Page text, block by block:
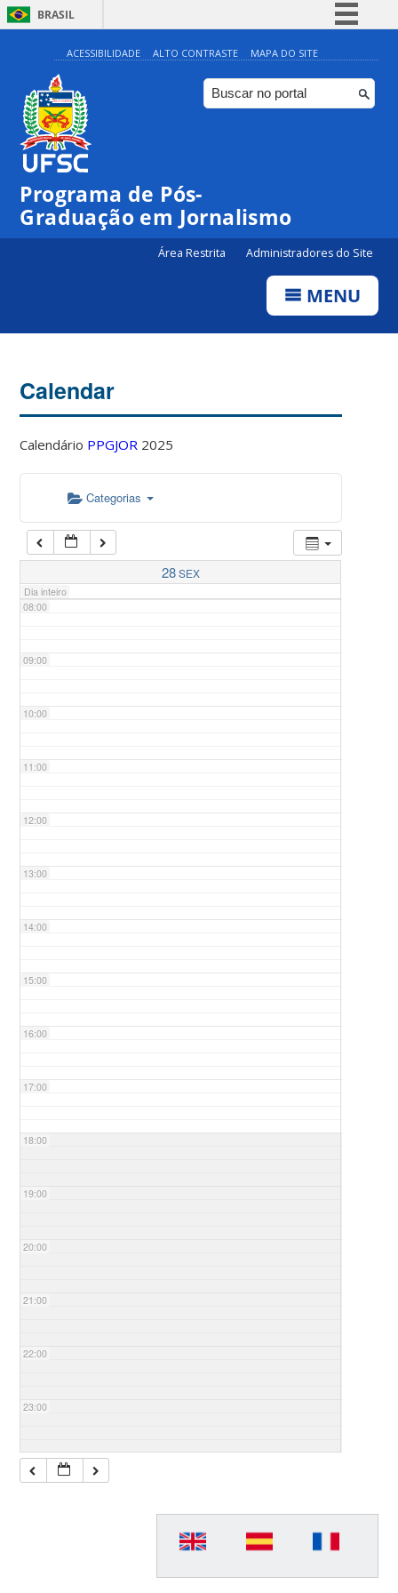
BRASIL
Simplifique!
Comunica BR
Participe
ACESSIBILIDADE ALTO CONTRASTE MAPA DO SITE
Programa de Pós-
Graduação em Jornalismo
Área Restrita Administradores do Site
MENU
Calendar
Calendário PPGJOR 2025
Categorias
28SEX
Dia inteiro
04:00
05:00
07:00
08:00
09:00
10:00
11:00
12:00
13:00
14:00
15:00
16:00
17:00
18:00
19:00
20:00
21:00
22:00
23:00